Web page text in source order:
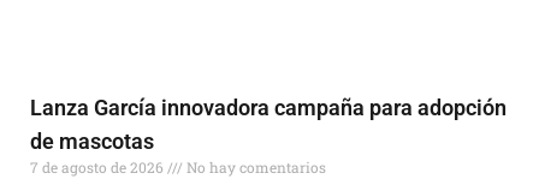
Lanza García innovadora campaña para adopción
de mascotas
7 de agosto de 2026 No hay comentarios